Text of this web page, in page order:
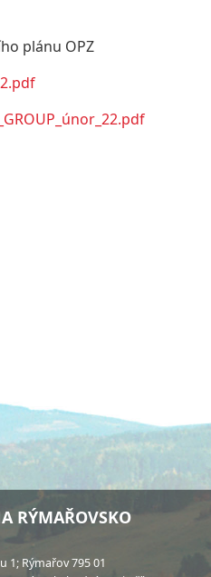
plánu OPZ
RÝMAŘOVSKO
1; Rýmařov 795 01